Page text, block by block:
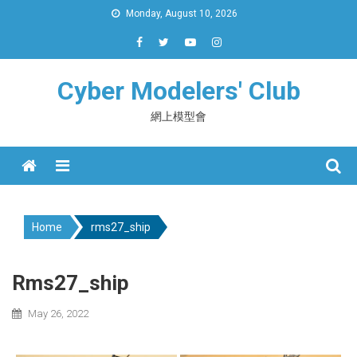
Monday, August 10, 2026
Cyber Modelers' Club
網上模型會
Menu
Home rms27_ship
Rms27_ship
May 26, 2022